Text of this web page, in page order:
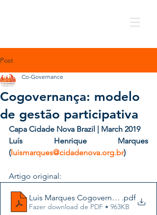
Post
Cogovernança: modelo
de gestão participativa
Co-Governance
Capa Cidade Nova Brazil | March 2019
Luís Henrique Marques
(luismarques@cidadenova.org.br)
Artigo original:
Luis Marques Cogovernança,
.pdf
Fazer download de PDF • 963KB